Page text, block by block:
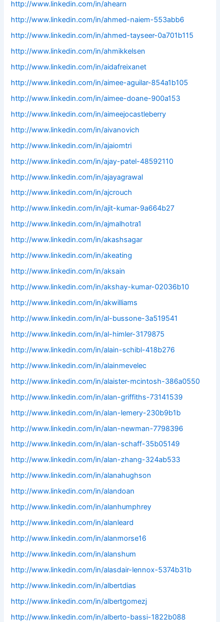
http://www.linkedin.com/in/ahearn
http://www.linkedin.com/in/ahmed-naiem-553abb6
http://www.linkedin.com/in/ahmed-tayseer-0a701b115
http://www.linkedin.com/in/ahmikkelsen
http://www.linkedin.com/in/aidafreixanet
http://www.linkedin.com/in/aimee-aguilar-854a1b105
http://www.linkedin.com/in/aimee-doane-900a153
http://www.linkedin.com/in/aimeejocastleberry
http://www.linkedin.com/in/aivanovich
http://www.linkedin.com/in/ajaiomtri
http://www.linkedin.com/in/ajay-patel-48592110
http://www.linkedin.com/in/ajayagrawal
http://www.linkedin.com/in/ajcrouch
http://www.linkedin.com/in/ajit-kumar-9a664b27
http://www.linkedin.com/in/ajmalhotra1
http://www.linkedin.com/in/akashsagar
http://www.linkedin.com/in/akeating
http://www.linkedin.com/in/aksain
http://www.linkedin.com/in/akshay-kumar-02036b10
http://www.linkedin.com/in/akwilliams
http://www.linkedin.com/in/al-bussone-3a519541
http://www.linkedin.com/in/al-himler-3179875
http://www.linkedin.com/in/alain-schibl-418b276
http://www.linkedin.com/in/alainmevelec
http://www.linkedin.com/in/alaister-mcintosh-386a0550
http://www.linkedin.com/in/alan-griffiths-73141539
http://www.linkedin.com/in/alan-lemery-230b9b1b
http://www.linkedin.com/in/alan-newman-7798396
http://www.linkedin.com/in/alan-schaff-35b05149
http://www.linkedin.com/in/alan-zhang-324ab533
http://www.linkedin.com/in/alanahughson
http://www.linkedin.com/in/alandoan
http://www.linkedin.com/in/alanhumphrey
http://www.linkedin.com/in/alanleard
http://www.linkedin.com/in/alanmorse16
http://www.linkedin.com/in/alanshum
http://www.linkedin.com/in/alasdair-lennox-5374b31b
http://www.linkedin.com/in/albertdias
http://www.linkedin.com/in/albertgomezj
http://www.linkedin.com/in/alberto-bassi-1822b088